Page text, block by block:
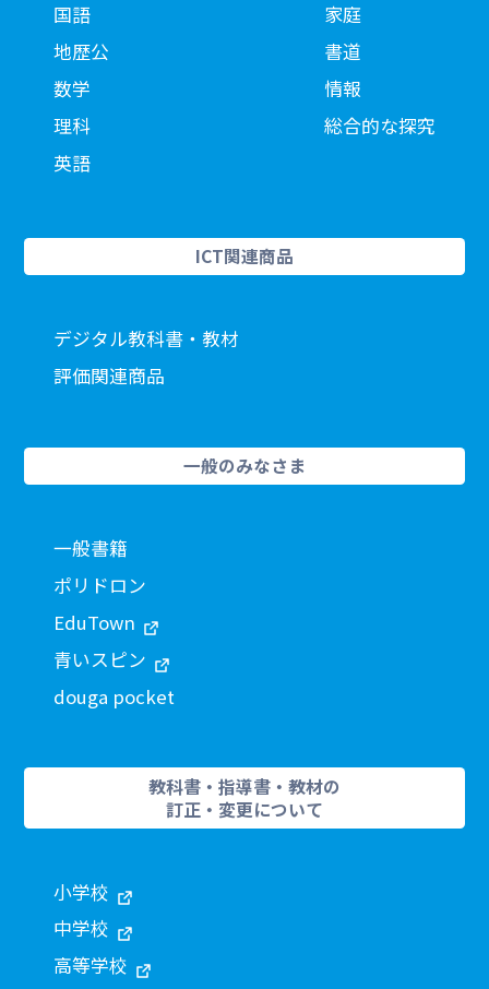
国語
地歴公
数学
理科
英語
家庭
書道
情報
総合的な探究
ICT関連商品
デジタル教科書・教材
評価関連商品
一般のみなさま
一般書籍
ポリドロン
EduTown
青いスピン
douga pocket
教科書・指導書・教材の
訂正・変更について
小学校
中学校
高等学校